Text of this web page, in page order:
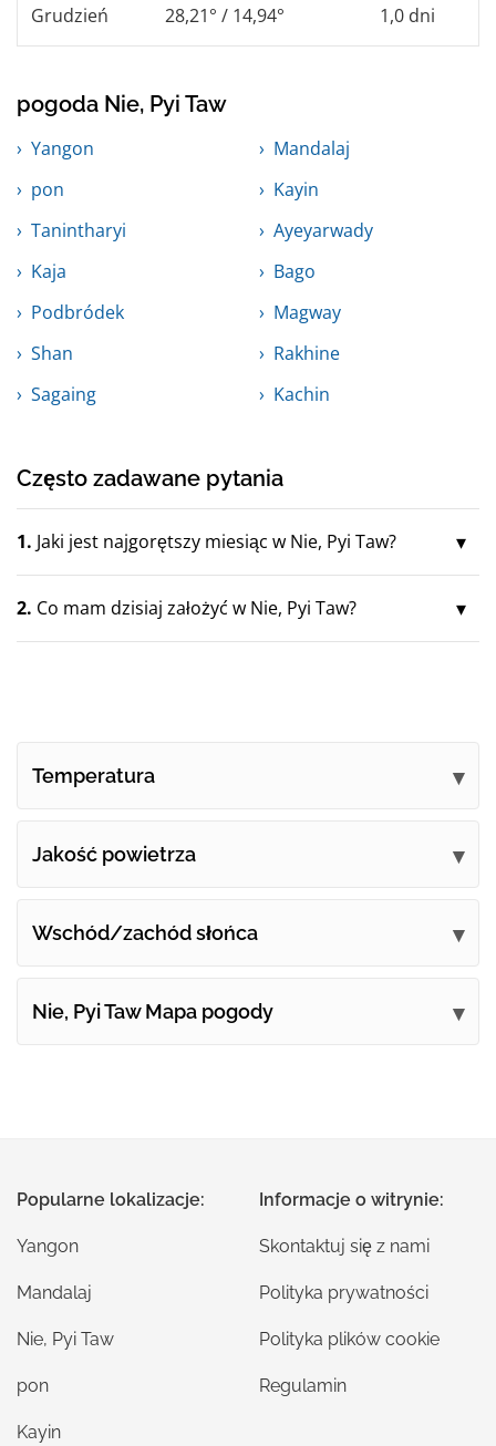
Grudzień 28,21° / 14,94° 1,0 dni
pogoda Nie, Pyi Taw
Yangon
Mandalaj
pon
Kayin
Tanintharyi
Ayeyarwady
Kaja
Bago
Podbródek
Magway
Shan
Rakhine
Sagaing
Kachin
Często zadawane pytania
1. Jaki jest najgorętszy miesiąc w Nie, Pyi Taw?
2. Co mam dzisiaj założyć w Nie, Pyi Taw?
Temperatura
Jakość powietrza
Wschód/zachód słońca
Nie, Pyi Taw Mapa pogody
Popularne lokalizacje:
Yangon
Mandalaj
Nie, Pyi Taw
pon
Kayin
Informacje o witrynie:
Skontaktuj się z nami
Polityka prywatności
Polityka plików cookie
Regulamin